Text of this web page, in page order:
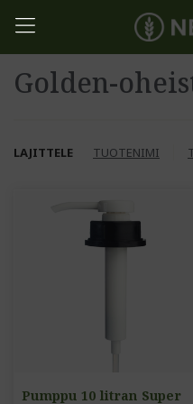
Golden-
LAJITTELE TUOTENIMI
Pumppu 10 litran Super